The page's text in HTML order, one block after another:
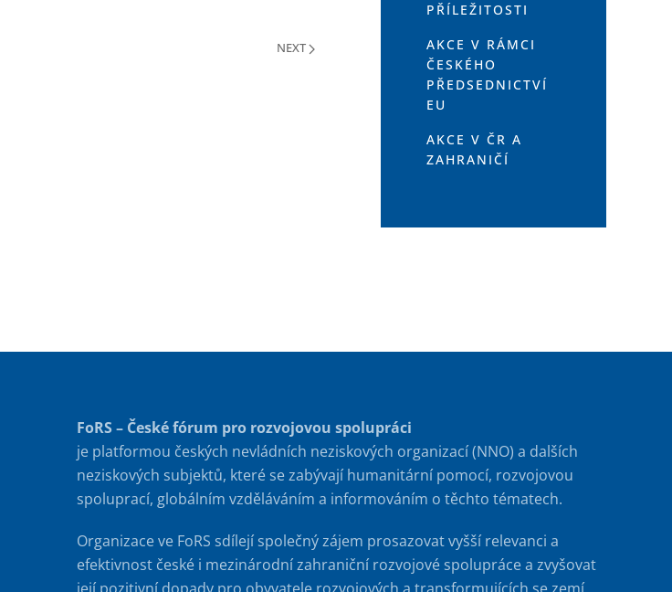
NEXT
PŘÍLEŽITOSTI
AKCE V RÁMCI
ČESKÉHO
PŘEDSEDNICTVÍ
EU
AKCE V ČR A
ZAHRANIČÍ
FoRS – České fórum pro rozvojovou spolupráci
je platformou českých nevládních neziskových organizací (NNO) a dalších
neziskových subjektů, které se zabývají humanitární pomocí, rozvojovou
spoluprací, globálním vzděláváním a informováním o těchto tématech.
Organizace ve FoRS sdílejí společný zájem prosazovat vyšší relevanci a
efektivnost české i mezinárodní zahraniční rozvojové spolupráce a zvyšovat